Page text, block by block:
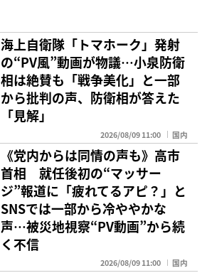
海上自衛隊「トマホーク」発射
の“PV風”動画が物議…小泉防衛
相は絶賛も「戦争美化」と一部
から批判の声、防衛相が答えた
「見解」
2026/08/09 11:00 国内
《党内からは同情の声も》高市
首相 就任後初の“マッサー
ジ”報道に「疲れてるアピ？」と
SNSでは一部から冷ややかな
声…被災地視察“PV動画”から続
く不信
2026/08/09 11:00 国内